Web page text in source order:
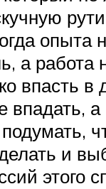
опыта
а работа
впасть в
впадать, а
и
этого